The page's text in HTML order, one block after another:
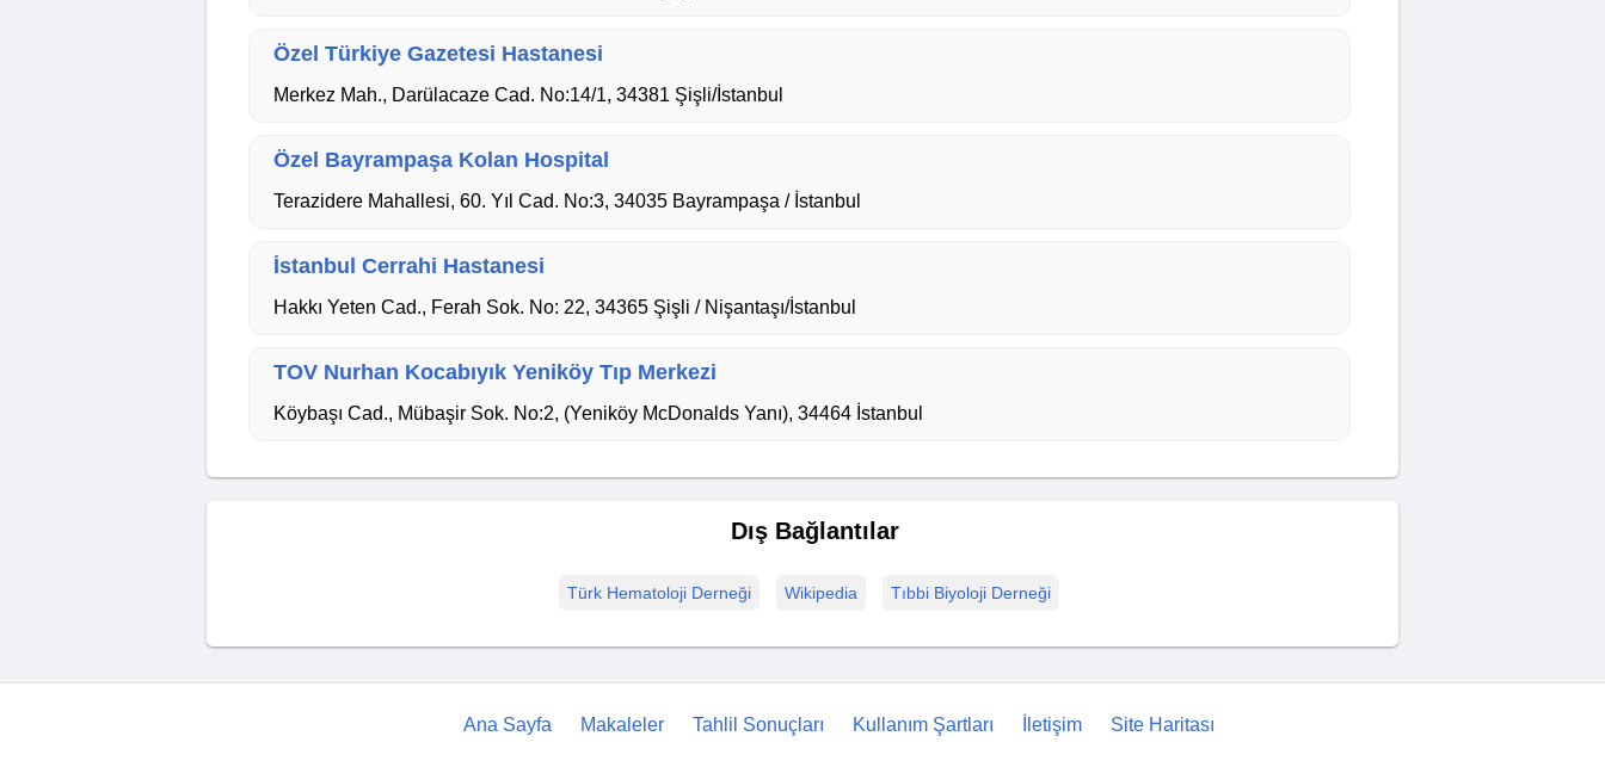
Özel Türkiye Gazetesi Hastanesi
Merkez Mah., Darülacaze Cad. No:14/1, 34381 Şişli/İstanbul
Özel Bayrampaşa Kolan Hospital
Terazidere Mahallesi, 60. Yıl Cad. No:3, 34035 Bayrampaşa / İstanbul
İstanbul Cerrahi Hastanesi
Hakkı Yeten Cad., Ferah Sok. No: 22, 34365 Şişli / Nişantaşı/İstanbul
TOV Nurhan Kocabıyık Yeniköy Tıp Merkezi
Köybaşı Cad., Mübaşir Sok. No:2, (Yeniköy McDonalds Yanı), 34464 İstanbul
Dış Bağlantılar
Türk Hematoloji Derneği Wikipedia Tıbbi Biyoloji Derneği
Ana Sayfa Makaleler Tahlil Sonuçları Kullanım Şartları İletişim Site Haritası